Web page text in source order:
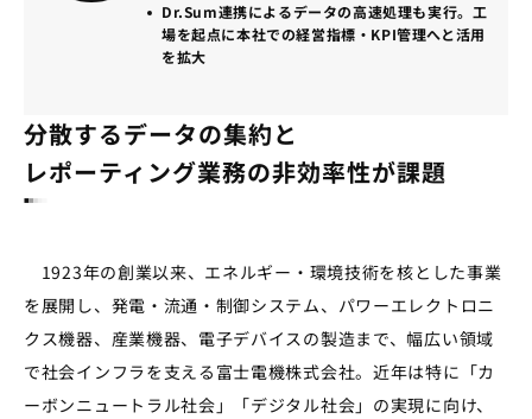
Dr.Sum連携によるデータの高速処理も実行。工
場を起点に本社での経営指標・KPI管理へと活用
を拡大
分散するデータの集約と
レポーティング業務の非効率性が課題
1923年の創業以来、エネルギー・環境技術を核とした事業
を展開し、発電・流通・制御システム、パワーエレクトロニ
クス機器、産業機器、電子デバイスの製造まで、幅広い領域
で社会インフラを支える富士電機株式会社。近年は特に「カ
ーボンニュートラル社会」「デジタル社会」の実現に向け、